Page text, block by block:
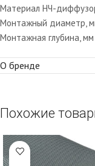
Материал НЧ-
Монтажный диаметр,
Монтажная глубина,
О бренде
Похожие